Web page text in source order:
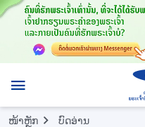
ໜ້າຫຼັກ ບົດອ່ານ